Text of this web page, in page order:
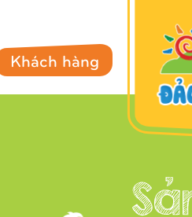
Khách hàng